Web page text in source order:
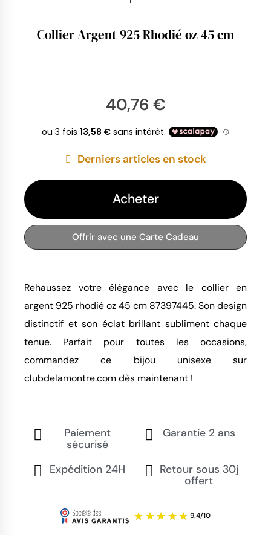
Collier Argent 925 Rhodié oz 45 cm
40,76 €
Derniers articles en stock
Acheter
Offrir avec une Carte Cadeau
Rehaussez votre élégance avec le collier en
argent 925 rhodié oz 45 cm 87397445. Son design
distinctif et son éclat brillant subliment chaque
tenue. Parfait pour toutes les occasions,
commandez ce bijou unisexe sur
clubdelamontre.com dès maintenant !
Paiement
sécurisé
Garantie 2 ans
Expédition 24H
Retour sous 30j
offert